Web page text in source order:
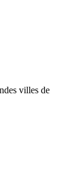
villes de